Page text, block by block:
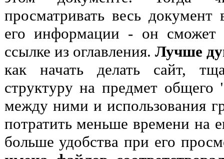
просматривать весь
его информации - он сможет
ссылке из оглавления. Лучше
как начать делать сайт,
структуру на предмет общего
между ними и использования
потратить меньше времени на
больше удобства при его